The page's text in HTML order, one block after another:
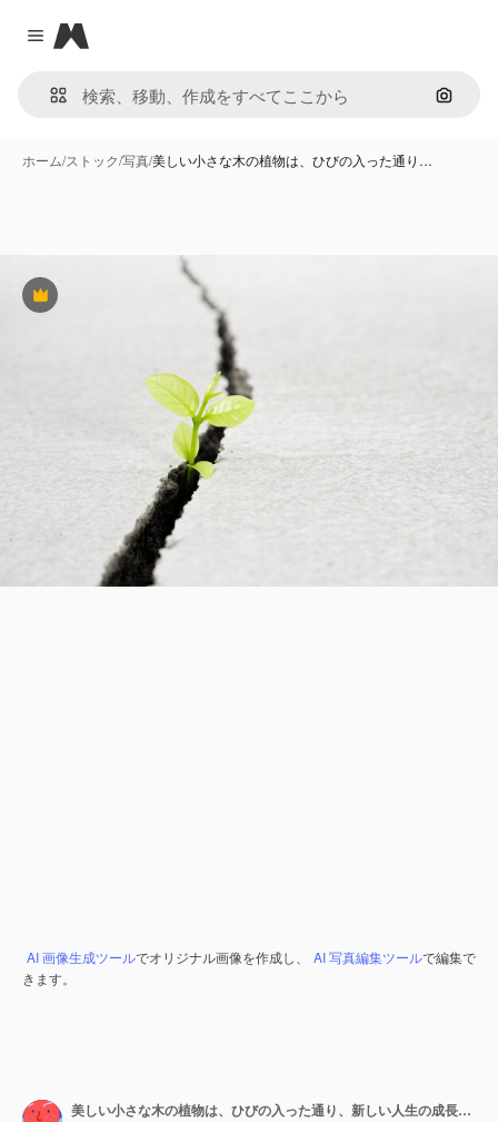
Close menu
Magnific
画像で
ホーム/ストック/写真/美しい小さな木の植物は、ひびの入った通り…
Premium
AI 画像生成ツールでオリジナル画像を作成し、 AI 写真編集ツールで編集で
きます。
美しい小さな木の植物は、ひびの入った通り、新しい人生の成長生態系の開発で育つ